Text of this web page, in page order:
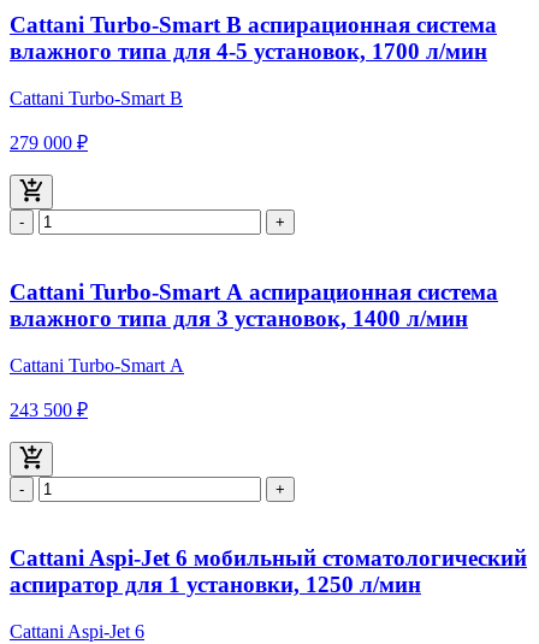
Cattani Turbo-Smart В аспирационная система
влажного типа для 4-5 установок, 1700 л/мин
Cattani Turbo-Smart В
279 000 ₽
- +
Cattani Turbo-Smart А аспирационная система
влажного типа для 3 установок, 1400 л/мин
Cattani Turbo-Smart А
243 500 ₽
- +
Cattani Aspi-Jet 6 мобильный стоматологический
аспиратор для 1 установки, 1250 л/мин
Cattani Aspi-Jet 6